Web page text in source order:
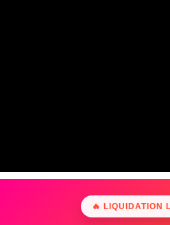
🔥 LIQUIDATION